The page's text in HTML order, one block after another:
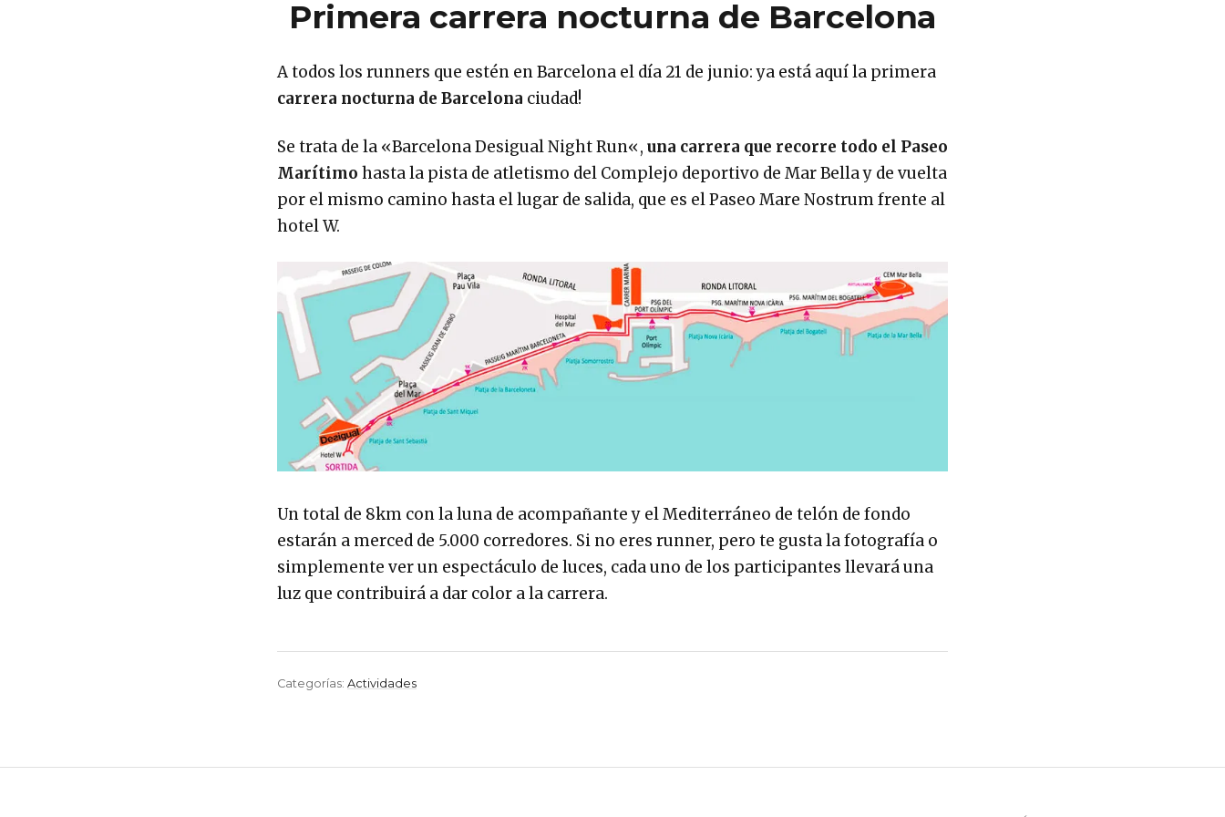
Primera carrera nocturna de Barcelona
A todos los runners que estén en Barcelona el día 21 de junio: ya está aquí la primera
carrera nocturna de Barcelona ciudad!
Se trata de la «Barcelona Desigual Night Run«, una carrera que recorre todo el Paseo
Marítimo hasta la pista de atletismo del Complejo deportivo de Mar Bella y de vuelta
por el mismo camino hasta el lugar de salida, que es el Paseo Mare Nostrum frente al
hotel W.
Un total de 8km con la luna de acompañante y el Mediterráneo de telón de fondo
estarán a merced de 5.000 corredores. Si no eres runner, pero te gusta la fotografía o
simplemente ver un espectáculo de luces, cada uno de los participantes llevará una
luz que contribuirá a dar color a la carrera.
Categorías: Actividades